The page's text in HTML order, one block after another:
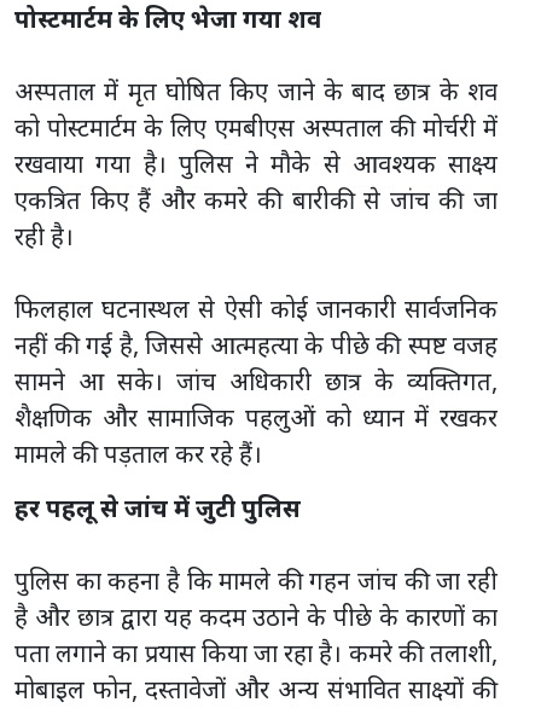
पोस्टमार्टम के लिए भेजा गया शव
अस्पताल में मृत घोषित किए जाने के बाद छात्र के शव
को पोस्टमार्टम के लिए एमबीएस अस्पताल की मोर्चरी में
रखवाया गया है। पुलिस ने मौके से आवश्यक साक्ष्य
एकत्रित किए हैं और कमरे की बारीकी से जांच की जा
रही है।
फिलहाल घटनास्थल से ऐसी कोई जानकारी सार्वजनिक
नहीं की गई है, जिससे आत्महत्या के पीछे की स्पष्ट वजह
सामने आ सके। जांच अधिकारी छात्र के व्यक्तिगत,
शैक्षणिक और सामाजिक पहलुओं को ध्यान में रखकर
मामले की पड़ताल कर रहे हैं।
हर पहलू से जांच में जुटी पुलिस
पुलिस का कहना है कि मामले की गहन जांच की जा रही
है और छात्र द्वारा यह कदम उठाने के पीछे के कारणों का
पता लगाने का प्रयास किया जा रहा है। कमरे की तलाशी,
मोबाइल फोन, दस्तावेजों और अन्य संभावित साक्ष्यों की